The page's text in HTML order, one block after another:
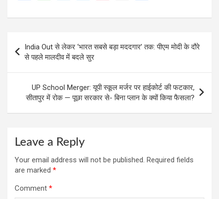
ce
b
o
o
k
at
s
A
p
p
e
gr
a
m
tt er
t
ail ar
navigation
India Out से लेकर ‘भारत सबसे बड़ा मददगार’ तक: पीएम मोदी के दौरे
से पहले मालदीव में बदले सुर
UP School Merger: यूपी स्कूल मर्जर पर हाईकोर्ट की फटकार,
सीतापुर में रोक — पूछा सरकार से- बिना प्लान के क्यों किया फैसला?
Leave a Reply
Your email address will not be published. Required fields
are marked *
Comment *